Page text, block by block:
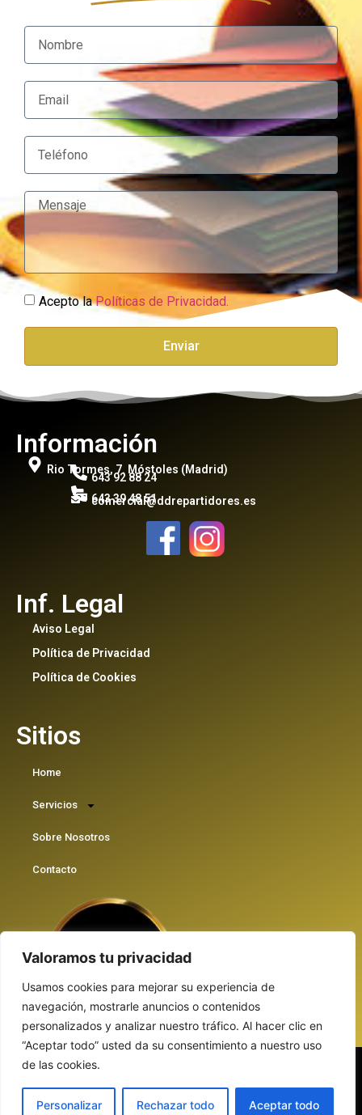
Valoramos tu privacidad
Usamos cookies para mejorar su experiencia de
navegación, mostrarle anuncios o contenidos
personalizados y analizar nuestro tráfico. Al hacer clic en
“Aceptar todo” usted da su consentimiento a nuestro uso
de las cookies.
Personalizar Rechazar todo Aceptar todo
Acepto laPolíticas de Privacidad.
Enviar
Información
Rio Tormes, 7. Móstoles (Madrid)
643 92 88 24
643 39 48 51
comercial@ddrepartidores.es
Inf. Legal
Aviso Legal
Política de Privacidad
Política de Cookies
Sitios
Home
Servicios
Sobre Nosotros
Contacto
Copyright © 2024 D&D Repartidores | Todos los derechos reservados
Created by yacoWeb.com